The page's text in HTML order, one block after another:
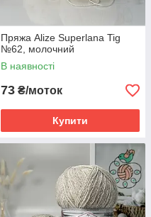
Пряжа Alize Superlana Tig
№62, молочний
В наявності
73 ₴/моток
Купити